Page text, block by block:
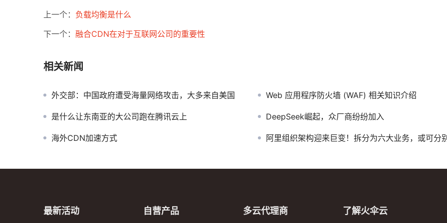
上一个： 负载均衡是什么
下一个： 融合CDN在对于互联网公司的重要性
相关新闻
外交部：中国政府遭受海量网络攻击，大多来自美国 Web 应用程序防火墙 (WAF) 相关知识介绍
是什么让东南亚的大公司跑在腾讯云上 DeepSeek崛起，众厂商纷纷加入
海外CDN加速方式 阿里组织架构迎来巨变！拆分为六大业务，或可分别独立上市
最新活动 自营产品 多云代理商 了解火伞云